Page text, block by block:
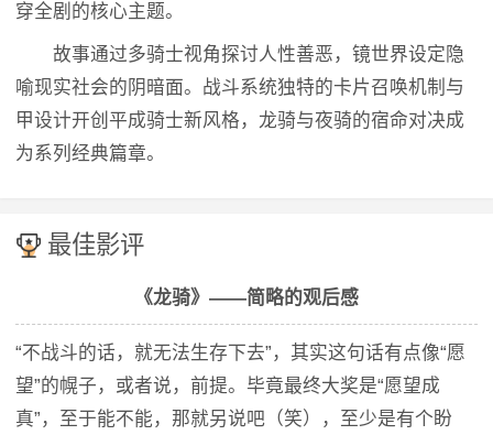
穿全剧的核心主题。
故事通过多骑士视角探讨人性善恶，镜世界设定隐
喻现实社会的阴暗面。战斗系统独特的卡片召唤机制与
甲设计开创平成骑士新风格，龙骑与夜骑的宿命对决成
为系列经典篇章。
最佳影评
《龙骑》——简略的观后感
“不战斗的话，就无法生存下去”，其实这句话有点像“愿
望”的幌子，或者说，前提。毕竟最终大奖是“愿望成
真”，至于能不能，那就另说吧（笑），至少是有个盼